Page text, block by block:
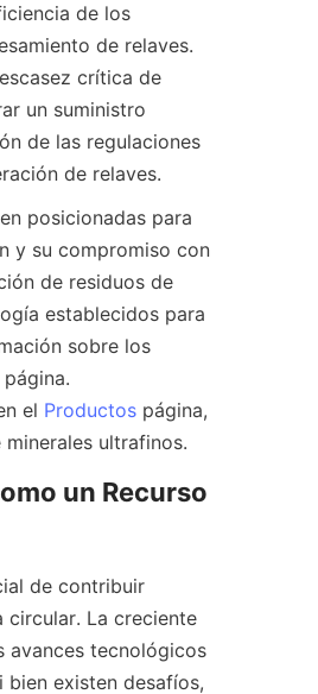
de los
de relaves.
crítica de
un suministro
de las regulaciones
de relaves.
posicionadas para
y su compromiso con
de residuos de
establecidos para
sobre los
página.
el Productos página,
un Recurso
de contribuir
circular. La creciente
avances tecnológicos
bien existen desafíos,